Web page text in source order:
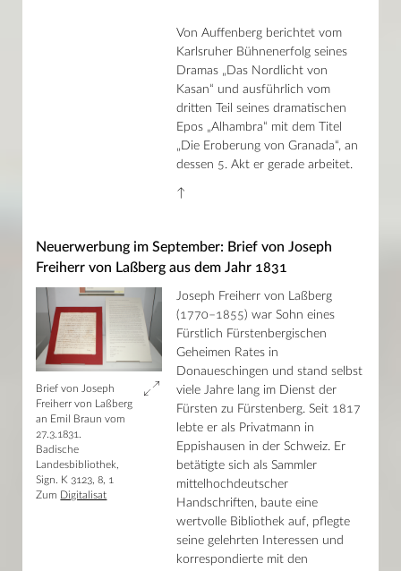
Von Auffenberg berichtet vom
Karlsruher Bühnenerfolg seines
Dramas „Das Nordlicht von
Kasan“ und ausführlich vom
dritten Teil seines dramatischen
Epos „Alhambra“ mit dem Titel
„Die Eroberung von Granada“, an
dessen 5. Akt er gerade arbeitet.
↑
Neuerwerbung im September: Brief von Joseph
Freiherr von Laßberg aus dem Jahr 1831
Brief von Joseph
Freiherr von Laßberg
an Emil Braun vom
27.3.1831.
Badische
Landesbibliothek,
Sign. K 3123, 8, 1
Zum Digitalisat
Joseph Freiherr von Laßberg
(1770–1855) war Sohn eines
Fürstlich Fürstenbergischen
Geheimen Rates in
Donaueschingen und stand selbst
viele Jahre lang im Dienst der
Fürsten zu Fürstenberg. Seit 1817
lebte er als Privatmann in
Eppishausen in der Schweiz. Er
betätigte sich als Sammler
mittelhochdeutscher
Handschriften, baute eine
wertvolle Bibliothek auf, pflegte
seine gelehrten Interessen und
korrespondierte mit den